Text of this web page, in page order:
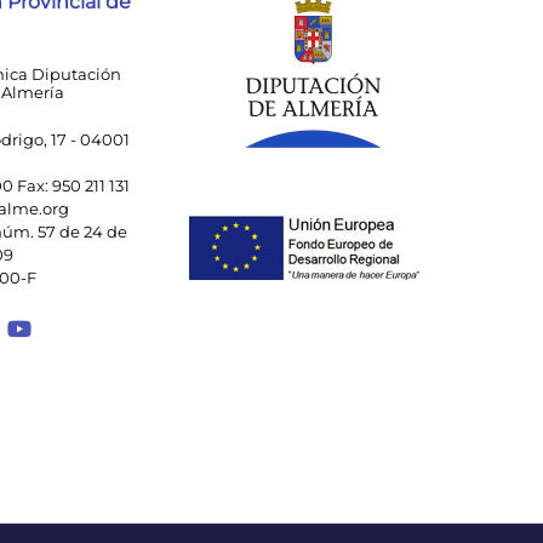
Diputación
17 - 04001
Fax: 950 211 131
57 de 24 de
F
Facebook
a Instagram
a Spotify Playlist
Enlace a Youtube Channel